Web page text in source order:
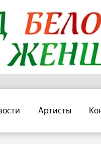
Артисты